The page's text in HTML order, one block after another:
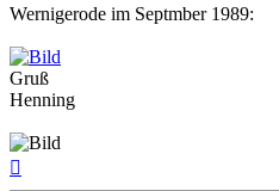
Wernigerode im Septmber 1989:
Gruß
Henning